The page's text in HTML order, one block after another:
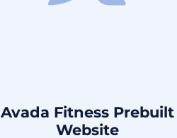
Avada Fitness Prebuilt
Website